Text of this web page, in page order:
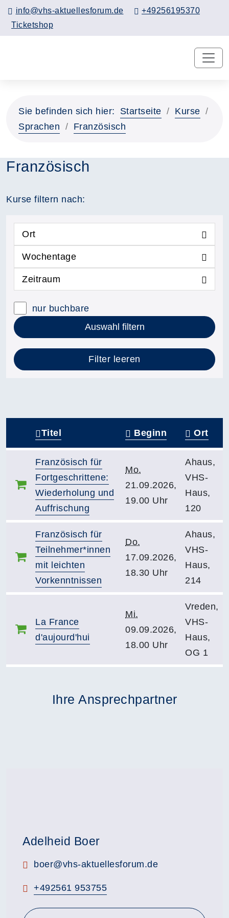
info@vhs-aktuellesforum.de
+49256195370
Ticketshop
Sie befinden sich hier: Startseite
Kurse
Sprachen
Französisch
Französisch
Kurse filtern nach:
Ort
Wochentage
Zeitraum
nur buchbare
Auswahl filtern
Filter leeren
Titel Beginn Ort
Französisch für
Fortgeschrittene:
Wiederholung und
Auffrischung
Mo.
21.09.2026,
19.00 Uhr
Ahaus,
VHS-
Haus,
120
Französisch für
Teilnehmer*innen
mit leichten
Vorkenntnissen
Do.
17.09.2026,
18.30 Uhr
Ahaus,
VHS-
Haus,
214
La France
d'aujourd'hui
Mi.
09.09.2026,
18.00 Uhr
Vreden,
VHS-
Haus,
OG 1
Ihre Ansprechpartner
Adelheid Boer
E-Mail:
boer@vhs-aktuellesforum.de
Telefon:
+492561 953755